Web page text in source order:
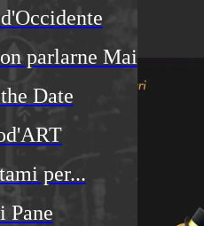
parlarne Mai
Date
per...
Pane